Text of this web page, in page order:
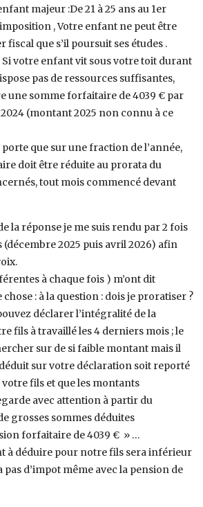
majeur :De 21 à 25 ans au 1er
, Votre enfant ne peut être
fiscal que s’il poursuit ses études .
votre enfant vit sous votre toit durant
pas de ressources suffisantes,
une somme forfaitaire de 4039 € par
(montant 2025 non connu à ce
que sur une fraction de l’année,
doit être réduite au prorata du
tout mois commencé devant
la réponse je me suis rendu par 2 fois
(décembre 2025 puis avril 2026) afin
à chaque fois ) m’ont dit
: à la question : dois je proratiser ?
déclarer l’intégralité de la
fils à travaillé les 4 derniers mois ; le
sur de si faible montant mais il
sur votre déclaration soit reporté
fils et que les montants
avec attention à partir du
grosses sommes déduites
forfaitaire de 4039 € » …
à déduire pour notre fils sera inférieur
pas d’impot même avec la pension de